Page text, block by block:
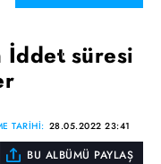
süresi
TARİHİ: 28.05.2022 23:41
BU ALBÜMÜ PAYLAŞ